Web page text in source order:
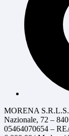
MORENA S.R.L.S.
Nazionale, 72 –
05464070654 –